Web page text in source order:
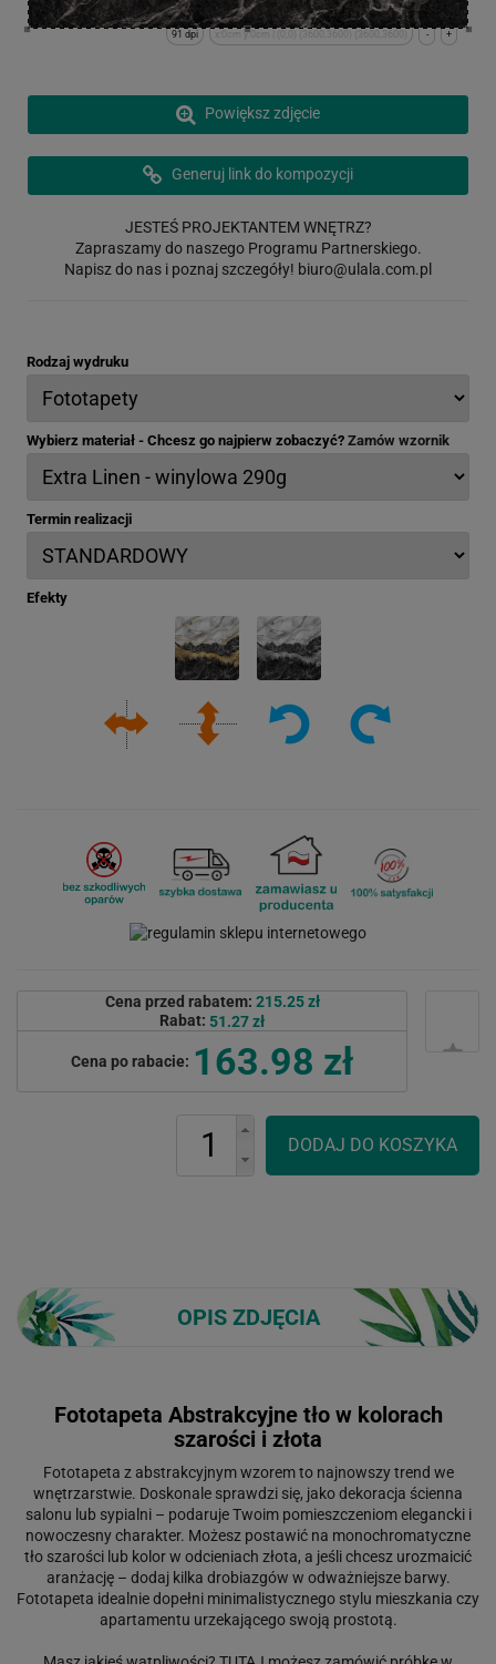
+
-
x:0cm y:0cm | (0,0) (3600,3600) (3600,3600)
91 dpi
Powiększ zdjęcie
Generuj link do kompozycji
JESTEŚ PROJEKTANTEM WNĘTRZ?
Zapraszamy do naszego Programu Partnerskiego.
Napisz do nas i poznaj szczegóły! biuro@ulala.com.pl
Rodzaj wydruku
Wybierz materiał - Chcesz go najpierw zobaczyć? Zamów wzornik
Termin realizacji
Efekty
Cena przed rabatem: 215.25 zł
Rabat: 51.27 zł
Cena po rabacie: 163.98 zł
OPIS ZDJĘCIA
Fototapeta Abstrakcyjne tło w kolorach
szarości i złota
Fototapeta z abstrakcyjnym wzorem to najnowszy trend we
wnętrzarstwie. Doskonale sprawdzi się, jako dekoracja ścienna
salonu lub sypialni – podaruje Twoim pomieszczeniom elegancki i
nowoczesny charakter. Możesz postawić na monochromatyczne
tło szarości lub kolor w odcieniach złota, a jeśli chcesz urozmaicić
aranżację – dodaj kilka drobiazgów w odważniejsze barwy.
Fototapeta idealnie dopełni minimalistycznego stylu mieszkania czy
apartamentu urzekającego swoją prostotą.